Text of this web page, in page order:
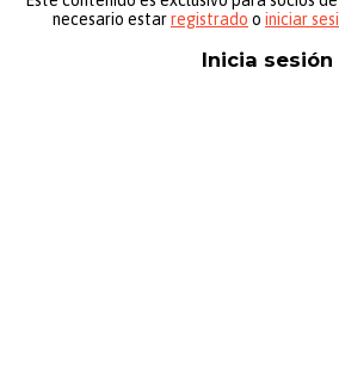
necesario estarregistrado o iniciar
Inicia sesión